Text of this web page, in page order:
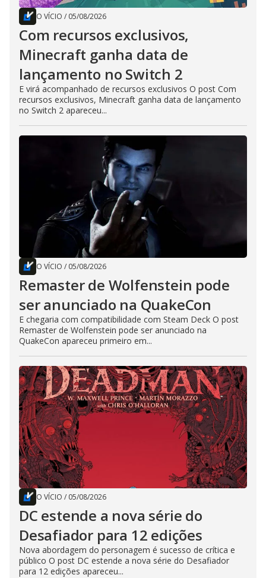
O VÍCIO / 05/08/2026
Com recursos exclusivos,
Minecraft ganha data de
lançamento no Switch 2
E virá acompanhado de recursos exclusivos O post Com
recursos exclusivos, Minecraft ganha data de lançamento
no Switch 2 apareceu...
O VÍCIO / 05/08/2026
Remaster de Wolfenstein pode
ser anunciado na QuakeCon
E chegaria com compatibilidade com Steam Deck O post
Remaster de Wolfenstein pode ser anunciado na
QuakeCon apareceu primeiro em...
O VÍCIO / 05/08/2026
DC estende a nova série do
Desafiador para 12 edições
Nova abordagem do personagem é sucesso de crítica e
público O post DC estende a nova série do Desafiador
para 12 edições apareceu...